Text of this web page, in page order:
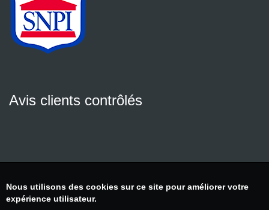
Avis clients contrôlés
Nous utilisons des cookies sur ce site pour améliorer votre
expérience utilisateur.